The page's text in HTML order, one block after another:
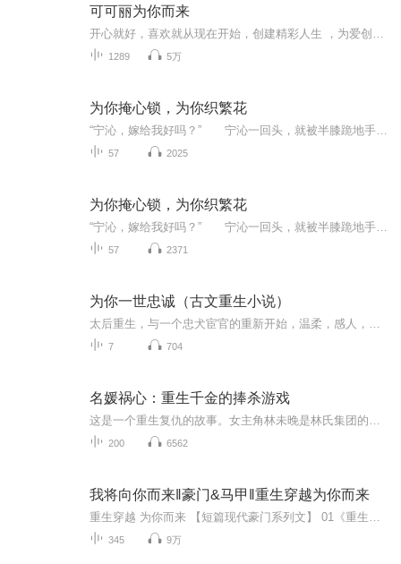
可可丽为你而来
1289 5万
为你掩心锁，为你织繁花
57 2025
为你掩心锁，为你织繁花
57 2371
为你一世忠诚（古文重生小说）
7 704
名媛祸心：重生千金的捧杀游戏
200 6562
我将向你而来‖豪门&马甲‖重生穿越为你而来
345 9万